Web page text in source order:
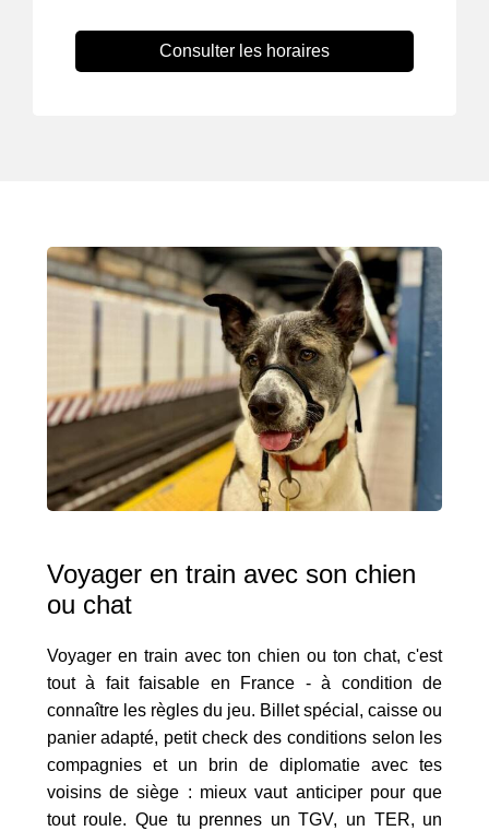
Consulter les horaires
Voyager en train avec son chien
ou chat
Voyager en train avec ton chien ou ton chat, c'est
tout à fait faisable en France - à condition de
connaître les règles du jeu. Billet spécial, caisse ou
panier adapté, petit check des conditions selon les
compagnies et un brin de diplomatie avec tes
voisins de siège : mieux vaut anticiper pour que
tout roule. Que tu prennes un TGV, un TER, un